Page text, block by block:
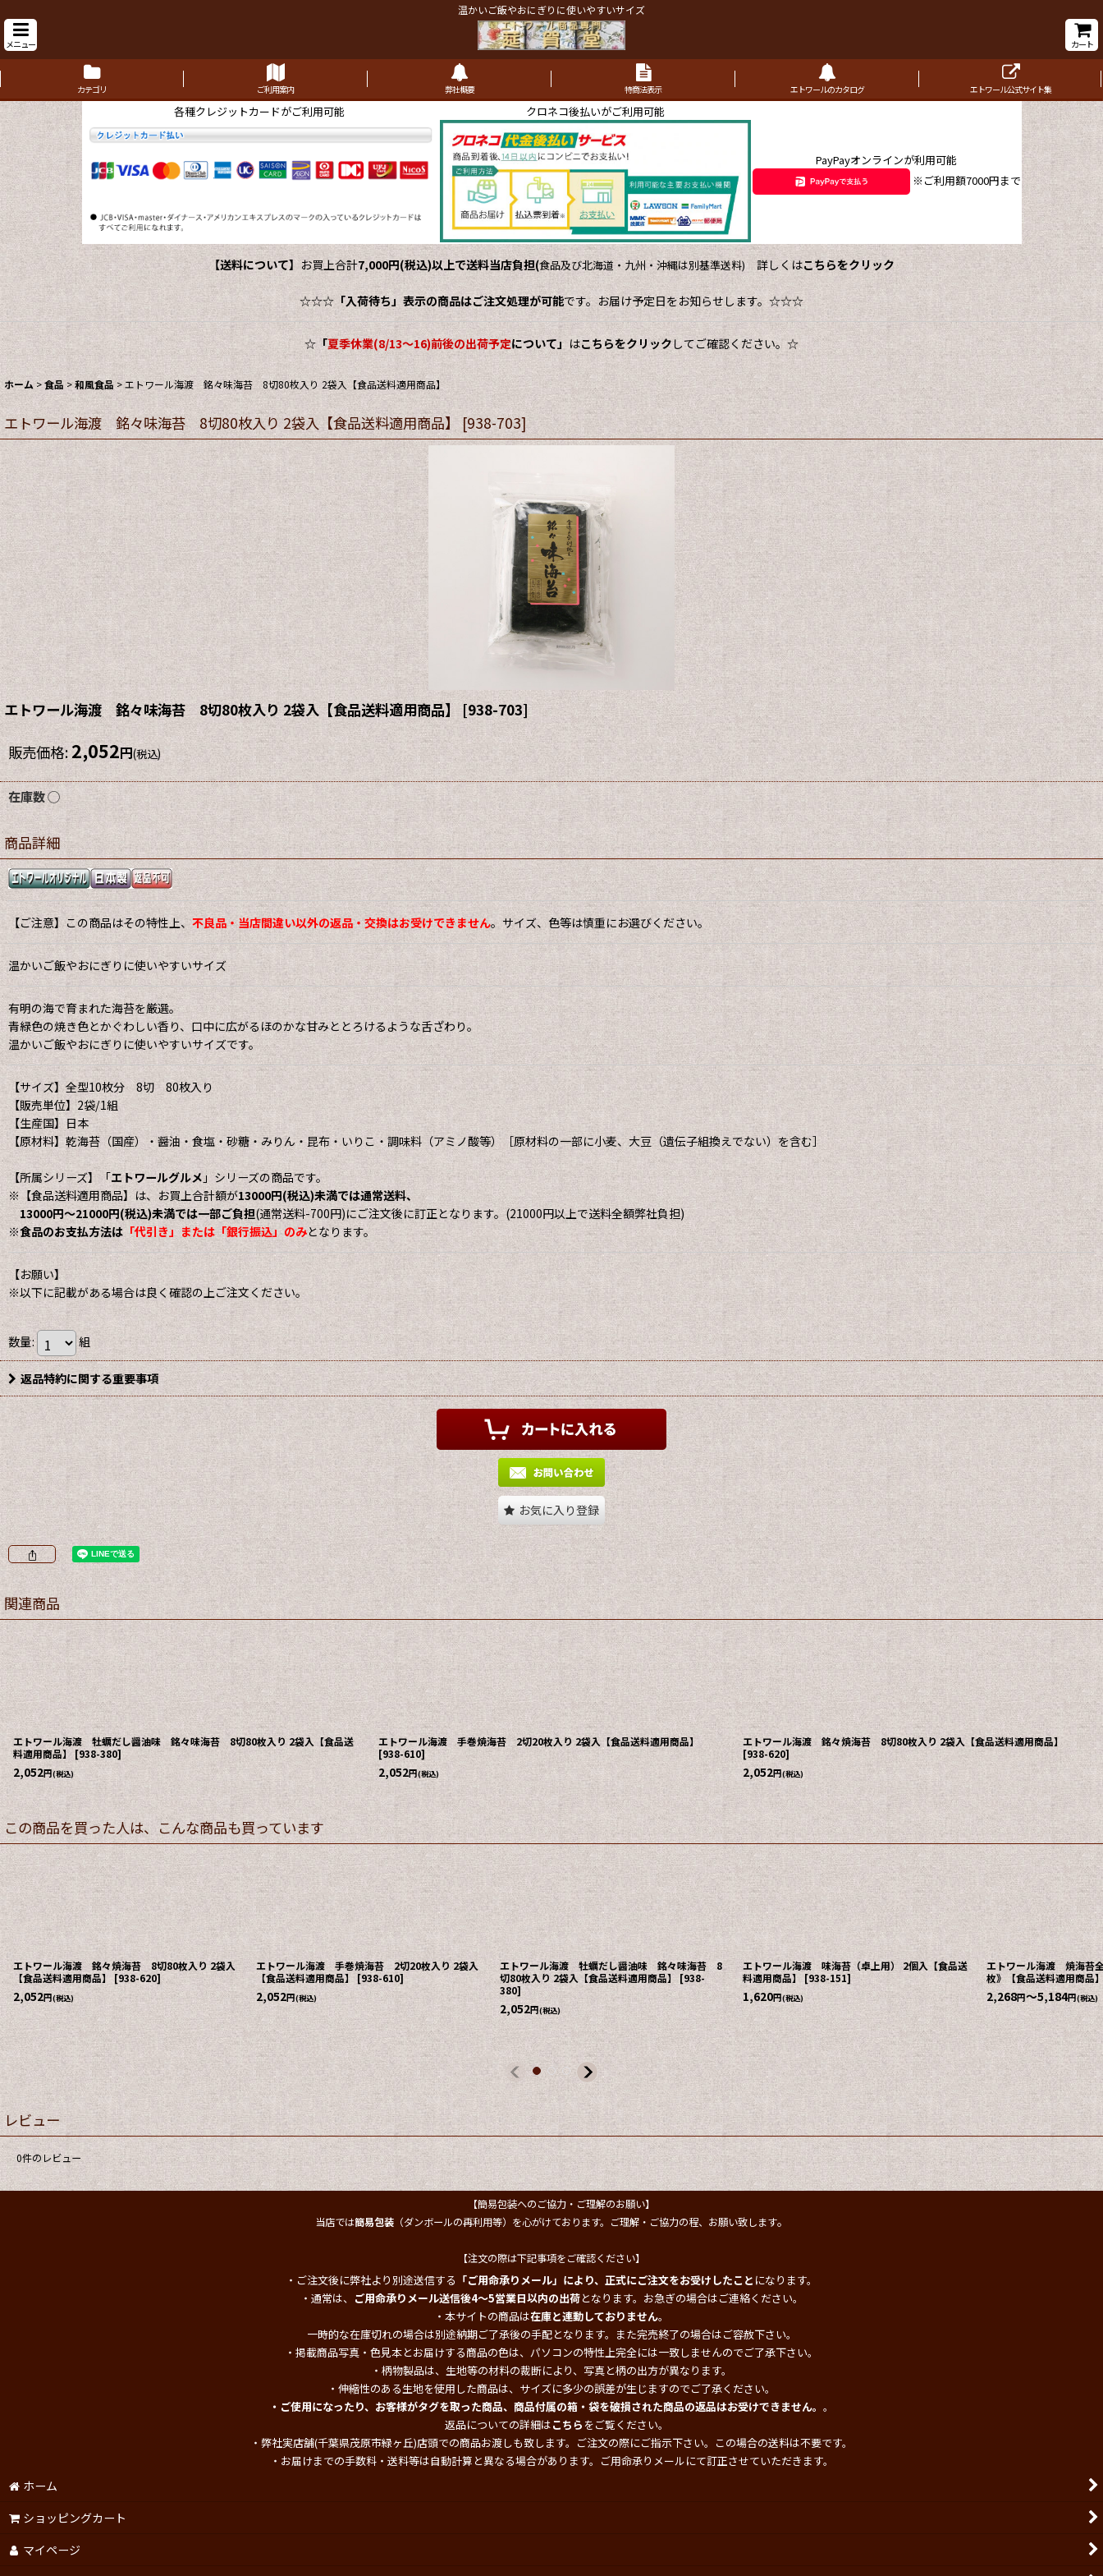
温かいご飯やおにぎりに使いやすいサイズ
メニュー カート
カテゴリ ご利用案内 弊社概要 特商法表示 エトワールのカタログ エトワール公式サイト集
各種クレジットカードがご利用可能 クロネコ後払いがご利用可能
PayPayオンラインが利用可能
※ご利用額7000円まで
【送料について】 お買上合計7,000円(税込)以上で送料当店負担(食品及び北海道・九州・沖縄は別基準送料)詳しくはこちらをクリック
☆☆☆ 「入荷待ち」表示の商品はご注文処理が可能です。お届け予定日をお知らせします。☆☆☆
☆ 「夏季休業(8/13～16)前後の出荷予定について」 はこちらをクリックしてご確認ください。☆
ホーム >食品 >和風食品 >エトワール海渡 銘々味海苔 8切80枚入り 2袋入【食品送料適用商品】
エトワール海渡 銘々味海苔 8切80枚入り 2袋入【食品送料適用商品】 [938-703]
エトワール海渡 銘々味海苔 8切80枚入り 2袋入【食品送料適用商品】 [938-703]
販売価格:2,052円(税込)
在庫数 ◯
商品詳細
【ご注意】この商品はその特性上、不良品・当店間違い以外の返品・交換はお受けできません。サイズ、色等は慎重にお選びください。
温かいご飯やおにぎりに使いやすいサイズ
有明の海で育まれた海苔を厳選。
青緑色の焼き色とかぐわしい香り、口中に広がるほのかな甘みととろけるような舌ざわり。
温かいご飯やおにぎりに使いやすいサイズです。
【サイズ】全型10枚分 8切 80枚入り
【販売単位】2袋/1組
【生産国】日本
【原材料】乾海苔（国産）・醤油・食塩・砂糖・みりん・昆布・いりこ・調味料（アミノ酸等）［原材料の一部に小麦、大豆（遺伝子組換えでない）を含む］
【所属シリーズ】「エトワールグルメ」シリーズの商品です。
※【食品送料適用商品】は、お買上合計額が13000円(税込)未満では通常送料、
13000円〜21000円(税込)未満では一部ご負担(通常送料-700円)にご注文後に訂正となります。(21000円以上で送料全額弊社負担)
※食品のお支払方法は「代引き」または「銀行振込」のみとなります。
【お願い】
※以下に記載がある場合は良く確認の上ご注文ください。
数量: 組
返品特約に関する重要事項
お気に入り登録
関連商品
エトワール海渡 牡蠣だし醤油味 銘々味海苔 8切80枚入り 2袋入【食品送
料適用商品】 [938-380]
2,052円(税込)
エトワール海渡 手巻焼海苔 2切20枚入り 2袋入【食品送料適用商品】
[938-610]
2,052円(税込)
エトワール海渡 銘々焼海苔 8切80枚入り 2袋入【食品送料適用商品】
[938-620]
2,052円(税込)
この商品を買った人は、こんな商品も買っています
エトワール海渡 銘々焼海苔 8切80枚入り 2袋入
【食品送料適用商品】 [938-620]
2,052円(税込)
エトワール海渡 手巻焼海苔 2切20枚入り 2袋入
【食品送料適用商品】 [938-610]
2,052円(税込)
エトワール海渡 牡蠣だし醤油味 銘々味海苔 8
切80枚入り 2袋入【食品送料適用商品】 [938-
380]
2,052円(税込)
エトワール海渡 味海苔（卓上用） 2個入【食品送
料適用商品】
[938-151]
1,620円(税込)
エトワール海渡 焼海苔
枚》【食品送料適用商品
2,268円～5,184円(税込)
レビュー
0件のレビュー
【簡易包装へのご協力・ご理解のお願い】
当店では簡易包装（ダンボールの再利用等）を心がけております。ご理解・ご協力の程、お願い致します。
【注文の際は下記事項をご確認ください】
・ご注文後に弊社より別途送信する 「ご用命承りメール」により、正式にご注文をお受けしたこと になります。
・通常は、 ご用命承りメール送信後4～5営業日以内の出荷となります。お急ぎの場合はご連絡ください。
・本サイトの商品は在庫と連動しておりません。
一時的な在庫切れの場合は別途納期ご了承後の手配となります。また完売終了の場合はご容赦下さい。
・掲載商品写真・色見本とお届けする商品の色は、パソコンの特性上完全には一致しませんのでご了承下さい。
・柄物製品は、生地等の材料の裁断により、写真と柄の出方が異なります。
・伸縮性のある生地を使用した商品は、サイズに多少の誤差が生じますのでご了承ください。
・ご使用になったり、お客様がタグを取った商品、商品付属の箱・袋を破損された商品の返品はお受けできません。 。
返品についての詳細はこちらをご覧ください。
・弊社実店舗(千葉県茂原市緑ヶ丘)店頭での商品お渡しも致します。ご注文の際にご指示下さい。この場合の送料は不要です。
・お届けまでの手数料・送料等は自動計算と異なる場合があります。ご用命承りメールにて訂正させていただきます。
ホーム
ショッピングカート
マイページ